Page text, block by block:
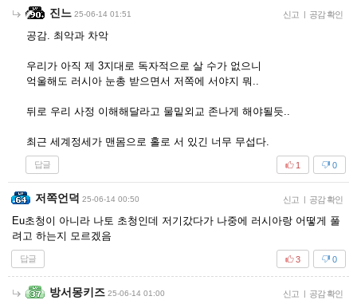
진느 25-06-14 01:51 신고 공감 확인
공감. 최악과 차악
우리가 아직 제 3지대로 독자적으로 살 수가 없으니
억울해도 러시아 눈총 받으면서 저쪽에 서야지 뭐..
뒤로 우리 사정 이해해달라고 물밑외교 존나게 해야될듯..
최근 세계정세가 맨몸으로 홀로 서 있긴 너무 무섭다.
답글 0
1
저쪽언덕 25-06-14 00:50 신고 공감 확인
Eu초청이 아니라 나토 초청인데 저기갔다가 나중에 러시아랑 어떻게 풀
려고 하는지 모르겠음
답글 0
3
방서몽키즈 25-06-14 01:00 신고 공감 확인